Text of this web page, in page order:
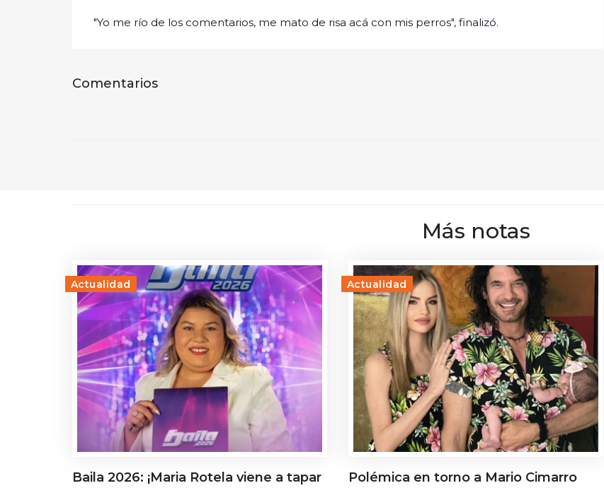
"Yo me río de los comentarios, me mato de risa acá con mis perros", finalizó.
Comentarios
Más notas
Actualidad
Baila 2026: ¡Maria Rotela viene a tapar
Actualidad
Polémica en torno a Mario Cimarro